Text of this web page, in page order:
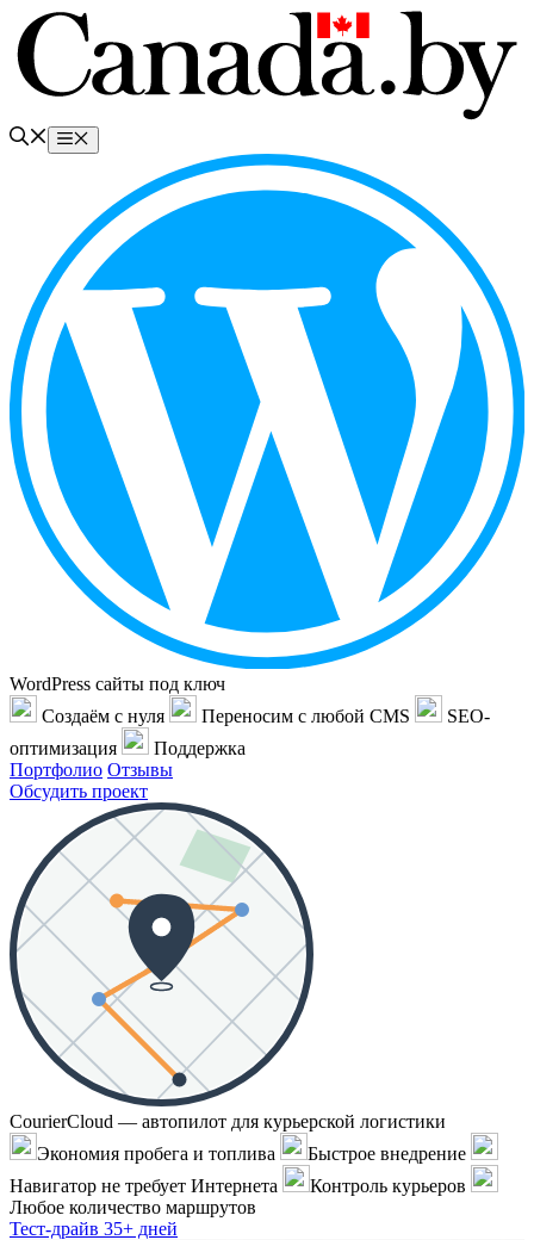
Перейти
содержимому
Меню
WordPress сайты под ключ
Создаём с нуля
Переносим с любой CMS
SEO-
оптимизация
Поддержка
Портфолио Отзывы
Обсудить проект
CourierCloud — автопилот для курьерской логистики
Экономия пробега и топлива
Быстрое внедрение
Навигатор не требует Интернета
Контроль курьеров
Любое количество маршрутов
Тест-драйв 35+ дней